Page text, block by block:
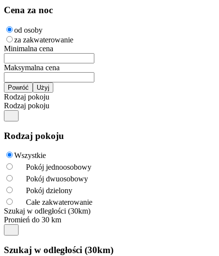
Cena za noc
od osoby
za zakwaterowanie
Minimalna cena
Maksymalna cena
Rodzaj pokoju
Rodzaj pokoju
Rodzaj pokoju
Wszystkie
Pokój jednoosobowy
Pokój dwuosobowy
Pokój dzielony
Całe zakwaterowanie
Szukaj w odległości (30km)
Promień do 30 km
Szukaj w odległości (30km)